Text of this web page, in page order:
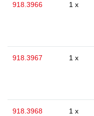
918.3966 1 x
918.3967 1 x
918.3968 1 x